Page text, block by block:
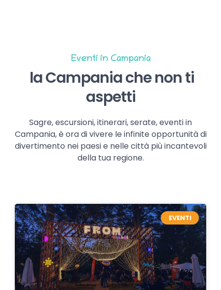
Eventi in Campania
la Campania che non ti
aspetti
Sagre, escursioni, itinerari, serate, eventi in
Campania, è ora di vivere le infinite opportunità di
divertimento nei paesi e nelle città più incantevoli
della tua regione.
EVENTI